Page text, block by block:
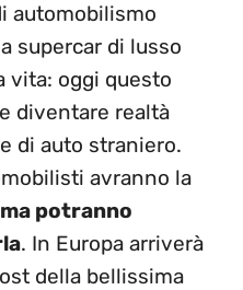
automobilismo
supercar di lusso
vita: oggi questo
diventare realtà
di auto straniero.
avranno la
ma potranno
. In Europa arriverà
della bellissima